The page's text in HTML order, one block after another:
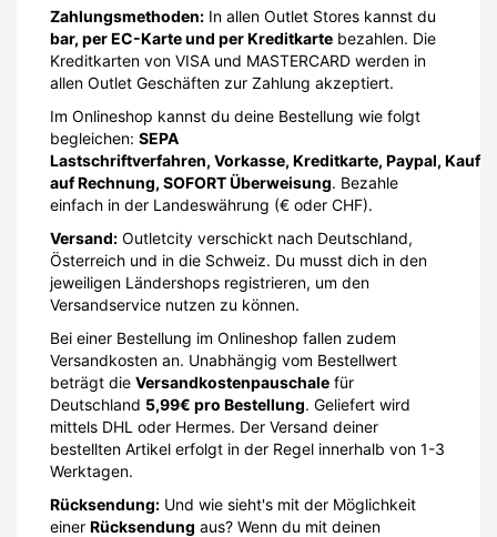
Zahlungsmethoden: In allen Outlet Stores kannst du
bar, per EC-Karte und per Kreditkarte bezahlen. Die
Kreditkarten von VISA und MASTERCARD werden in
allen Outlet Geschäften zur Zahlung akzeptiert.
Im Onlineshop kannst du deine Bestellung wie folgt
begleichen: SEPA
Lastschriftverfahren, Vorkasse, Kreditkarte, Paypal, Kauf
auf Rechnung, SOFORT Überweisung. Bezahle
einfach in der Landeswährung (€ oder CHF).
Versand: Outletcity verschickt nach Deutschland,
Österreich und in die Schweiz. Du musst dich in den
jeweiligen Ländershops registrieren, um den
Versandservice nutzen zu können.
Bei einer Bestellung im Onlineshop fallen zudem
Versandkosten an. Unabhängig vom Bestellwert
beträgt die Versandkostenpauschale für
Deutschland 5,99€ pro Bestellung. Geliefert wird
mittels DHL oder Hermes. Der Versand deiner
bestellten Artikel erfolgt in der Regel innerhalb von 1-3
Werktagen.
Rücksendung: Und wie sieht's mit der Möglichkeit
einer Rücksendung aus? Wenn du mit deinen